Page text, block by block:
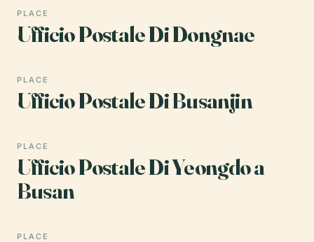
PLACE
Ufficio Postale Di Dongnae
PLACE
Ufficio Postale Di Busanjin
PLACE
Ufficio Postale Di Yeongdo a
Busan
PLACE